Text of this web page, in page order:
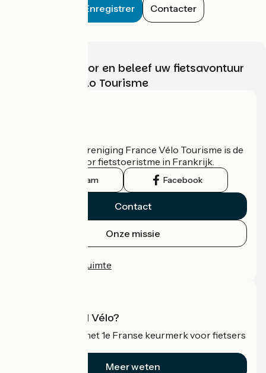
Enregistrer Contacter
Kies, bereid voor en beleef uw fietsavontuur
met France Vélo Tourisme
De nationale vereniging France Vélo Tourisme is de
officiële gids voor fietstoeristme in Frankrijk.
Instagram Facebook
Contact
Onze missie
Professionele ruimte
Wat is Accueil Vélo?
Accueil Vélo is het 1e Franse keurmerk voor fietsers
Meer weten